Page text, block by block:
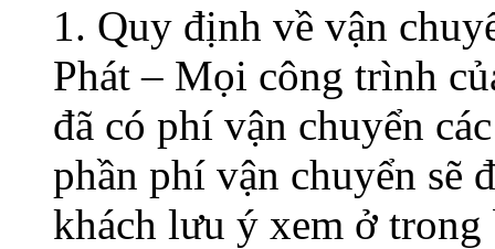
1. Quy định về vận
Phát – Mọi công trình
đã có phí vận chuyển
phần phí vận chuyển sẽ
khách lưu ý xem ở trong